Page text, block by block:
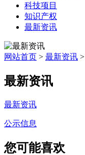
科技项目
知识产权
最新资讯
网站首页 > 最新资讯 >
最新资讯
最新资讯
公示信息
您可能喜欢